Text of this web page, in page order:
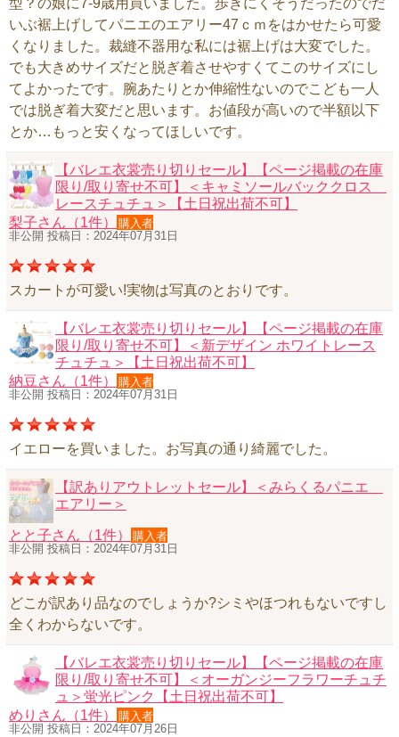
型？の娘に7-9歳用買いました。歩きにくそうだったのでだ
いぶ裾上げしてパニエのエアリー47ｃｍをはかせたら可愛
くなりました。裁縫不器用な私には裾上げは大変でした。
でも大きめサイズだと脱ぎ着させやすくてこのサイズにし
てよかったです。腕あたりとか伸縮性ないのでこども一人
では脱ぎ着大変だと思います。お値段が高いので半額以下
とか…もっと安くなってほしいです。
【バレエ衣裳売り切りセール】【ページ掲載の在庫
限り/取り寄せ不可】＜キャミソールバッククロス
レースチュチュ＞【土日祝出荷不可】
梨子さん（1件）
購入者
非公開 投稿日：2024年07月31日
スカートが可愛い!実物は写真のとおりです。
【バレエ衣裳売り切りセール】【ページ掲載の在庫
限り/取り寄せ不可】＜新デザイン ホワイトレース
チュチュ＞【土日祝出荷不可】
納豆さん（1件）
購入者
非公開 投稿日：2024年07月31日
イエローを買いました。お写真の通り綺麗でした。
【訳ありアウトレットセール】＜みらくるパニエ
エアリー＞
とと子さん（1件）
購入者
非公開 投稿日：2024年07月31日
どこが訳あり品なのでしょうか?シミやほつれもないですし
全くわからないです。
【バレエ衣裳売り切りセール】【ページ掲載の在庫
限り/取り寄せ不可】＜オーガンジーフラワーチュチ
ュ＞蛍光ピンク【土日祝出荷不可】
めりさん（1件）
購入者
非公開 投稿日：2024年07月26日